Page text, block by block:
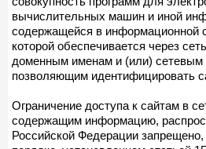
вычислительных машин и иной
содержащейся в информационной
которой обеспечивается через
доменным именам и (или) сетевым
позволяющим идентифицировать
Ограничение доступа к сайтам в
содержащим информацию,
Российской Федерации